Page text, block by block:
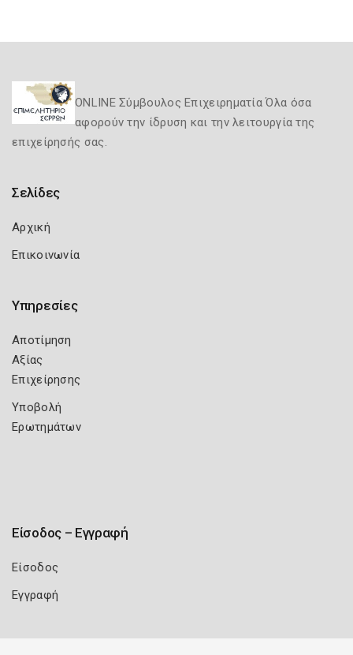
ONLINE Σύμβουλος Επιχειρηματία Όλα όσα
αφορούν την ίδρυση και την λειτουργία της
επιχείρησής σας.
Σελίδες
Αρχική
Επικοινωνία
Υπηρεσίες
Αποτίμηση
Αξίας
Επιχείρησης
Υποβολή
Ερωτημάτων
Είσοδος – Εγγραφή
Είσοδος
Εγγραφή